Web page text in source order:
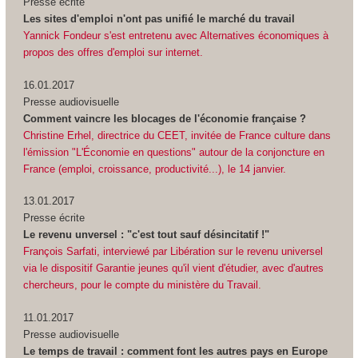
Les sites d'emploi n'ont pas unifié le marché du travail
Yannick Fondeur s'est entretenu avec Alternatives économiques à
propos des offres d'emploi sur internet.
16.01.2017
Presse audiovisuelle
Comment vaincre les blocages de l'économie française ?
Christine Erhel, directrice du CEET, invitée de France culture dans
l'émission "L'Économie en questions" autour de la conjoncture en
France (emploi, croissance, productivité...), le 14 janvier.
13.01.2017
Presse écrite
Le revenu unversel : "c'est tout sauf désincitatif !"
François Sarfati, interviewé par Libération sur le revenu universel
via le dispositif Garantie jeunes qu'il vient d'étudier, avec d'autres
chercheurs, pour le compte du ministère du Travail.
11.01.2017
Presse audiovisuelle
Le temps de travail : comment font les autres pays en Europe